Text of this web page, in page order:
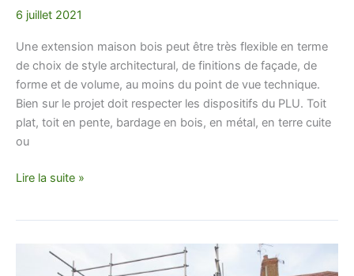
6 juillet 2021
Une extension maison bois peut être très flexible en terme
de choix de style architectural, de finitions de façade, de
forme et de volume, au moins du point de vue technique.
Bien sur le projet doit respecter les dispositifs du PLU. Toit
plat, toit en pente, bardage en bois, en métal, en terre cuite
ou
Lire la suite »
Quelles
différences